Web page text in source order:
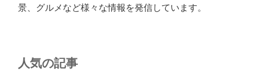
景、グルメなど様々な情報を発信しています。
人気の記事